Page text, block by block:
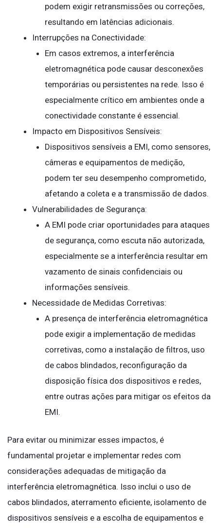
podem exigir retransmissões ou correções,
resultando em latências adicionais.
Interrupções na Conectividade:
Em casos extremos, a interferência
eletromagnética pode causar desconexões
temporárias ou persistentes na rede. Isso é
especialmente crítico em ambientes onde a
conectividade constante é essencial.
Impacto em Dispositivos Sensíveis:
Dispositivos sensíveis a EMI, como sensores,
câmeras e equipamentos de medição,
podem ter seu desempenho comprometido,
afetando a coleta e a transmissão de dados.
Vulnerabilidades de Segurança:
A EMI pode criar oportunidades para ataques
de segurança, como escuta não autorizada,
especialmente se a interferência resultar em
vazamento de sinais confidenciais ou
informações sensíveis.
Necessidade de Medidas Corretivas:
A presença de interferência eletromagnética
pode exigir a implementação de medidas
corretivas, como a instalação de filtros, uso
de cabos blindados, reconfiguração da
disposição física dos dispositivos e redes,
entre outras ações para mitigar os efeitos da
EMI.
Para evitar ou minimizar esses impactos, é
fundamental projetar e implementar redes com
considerações adequadas de mitigação da
interferência eletromagnética. Isso inclui o uso de
cabos blindados, aterramento eficiente, isolamento de
dispositivos sensíveis e a escolha de equipamentos e